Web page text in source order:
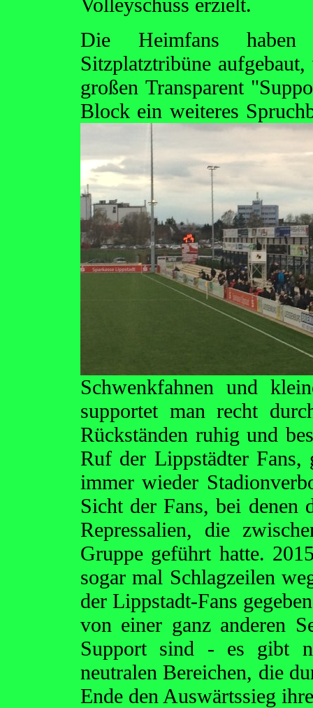
Die Heimfans
Sitzplatztribüne
großen Transparent
Block ein weiteres
Schwenkfahnen und
supportet man recht
Rückständen ruhig und
Ruf der Lippstädter Fans,
immer wieder
Sicht der Fans, bei denen
Repressalien, die
Gruppe geführt hatte.
sogar mal Schlagzeilen
der Lippstadt-Fans
von einer ganz anderen
Support sind - es gibt
neutralen Bereichen, die
Ende den Auswärtssieg